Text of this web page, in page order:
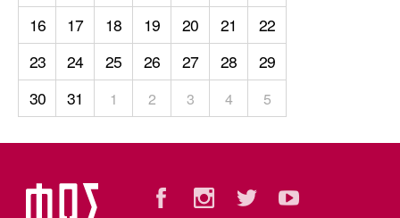
Media
Παρασκήνιο
Μπαρτσελόνα
Ρεάλ
Μαδρίτης
Ατλέτικο
Μαδρίτης
16
17 18 19 20 21
22
23
24 25 26 27 28
29
30
31 1 2 3 4 5